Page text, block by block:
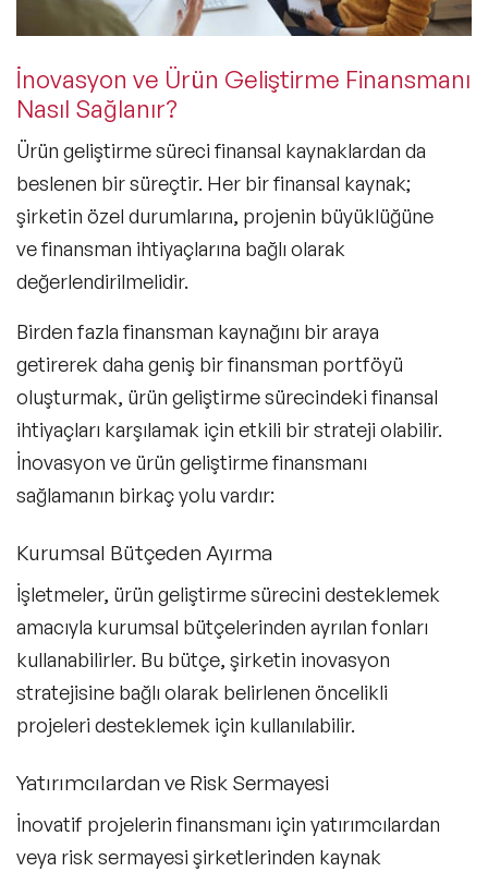
İnovasyon ve Ürün Geliştirme Finansmanı
Nasıl Sağlanır?
Ürün geliştirme süreci finansal kaynaklardan da
beslenen bir süreçtir. Her bir finansal kaynak;
şirketin özel durumlarına, projenin büyüklüğüne
ve finansman ihtiyaçlarına bağlı olarak
değerlendirilmelidir.
Birden fazla finansman kaynağını bir araya
getirerek daha geniş bir finansman portföyü
oluşturmak, ürün geliştirme sürecindeki finansal
ihtiyaçları karşılamak için etkili bir strateji olabilir.
İnovasyon ve ürün geliştirme finansmanı
sağlamanın birkaç yolu vardır:
Kurumsal Bütçeden Ayırma
İşletmeler, ürün geliştirme sürecini desteklemek
amacıyla kurumsal bütçelerinden ayrılan fonları
kullanabilirler. Bu bütçe, şirketin inovasyon
stratejisine bağlı olarak belirlenen öncelikli
projeleri desteklemek için kullanılabilir.
Yatırımcılardan ve Risk Sermayesi
İnovatif projelerin finansmanı için yatırımcılardan
veya risk sermayesi şirketlerinden kaynak